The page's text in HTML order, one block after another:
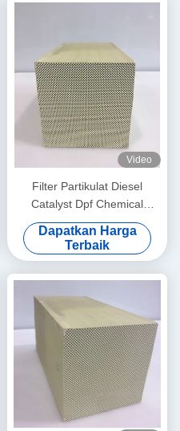
Video
Filter Partikulat Diesel
Catalyst Dpf Chemical
Cleaning Euro III IV V
Dapatkan Harga
Terbaik